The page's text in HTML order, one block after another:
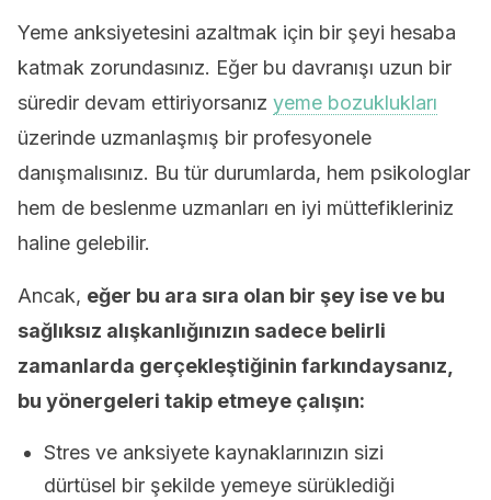
Yeme anksiyetesini azaltmak için bir şeyi hesaba
katmak zorundasınız. Eğer bu davranışı uzun bir
süredir devam ettiriyorsanız yeme bozuklukları
üzerinde uzmanlaşmış bir profesyonele
danışmalısınız. Bu tür durumlarda, hem psikologlar
hem de beslenme uzmanları en iyi müttefikleriniz
haline gelebilir.
Ancak, eğer bu ara sıra olan bir şey ise ve bu
sağlıksız alışkanlığınızın sadece belirli
zamanlarda gerçekleştiğinin farkındaysanız,
bu yönergeleri takip etmeye çalışın:
Stres ve anksiyete kaynaklarınızın sizi
dürtüsel bir şekilde yemeye sürüklediği